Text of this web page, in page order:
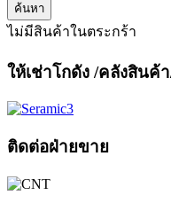
ค้นหา
ไม่มีสินค้าในตระกร้า
ให้เช่าโกดัง /คลังสินค้
ติดต่อฝ่ายขาย